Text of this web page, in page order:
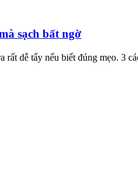
sạch bất ngờ
dễ tẩy nếu biết đúng mẹo. 3